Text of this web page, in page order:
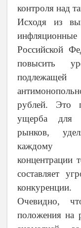
контроля над
Исходя из
Российской
повысить
рублей. Это
ущерба для
рынков,
каждому
концентрации
составляет
конкуренции.
Очевидно,
положения на